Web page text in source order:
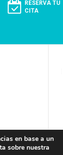
RESERVA TU
CITA
en base a un
sobre nuestra